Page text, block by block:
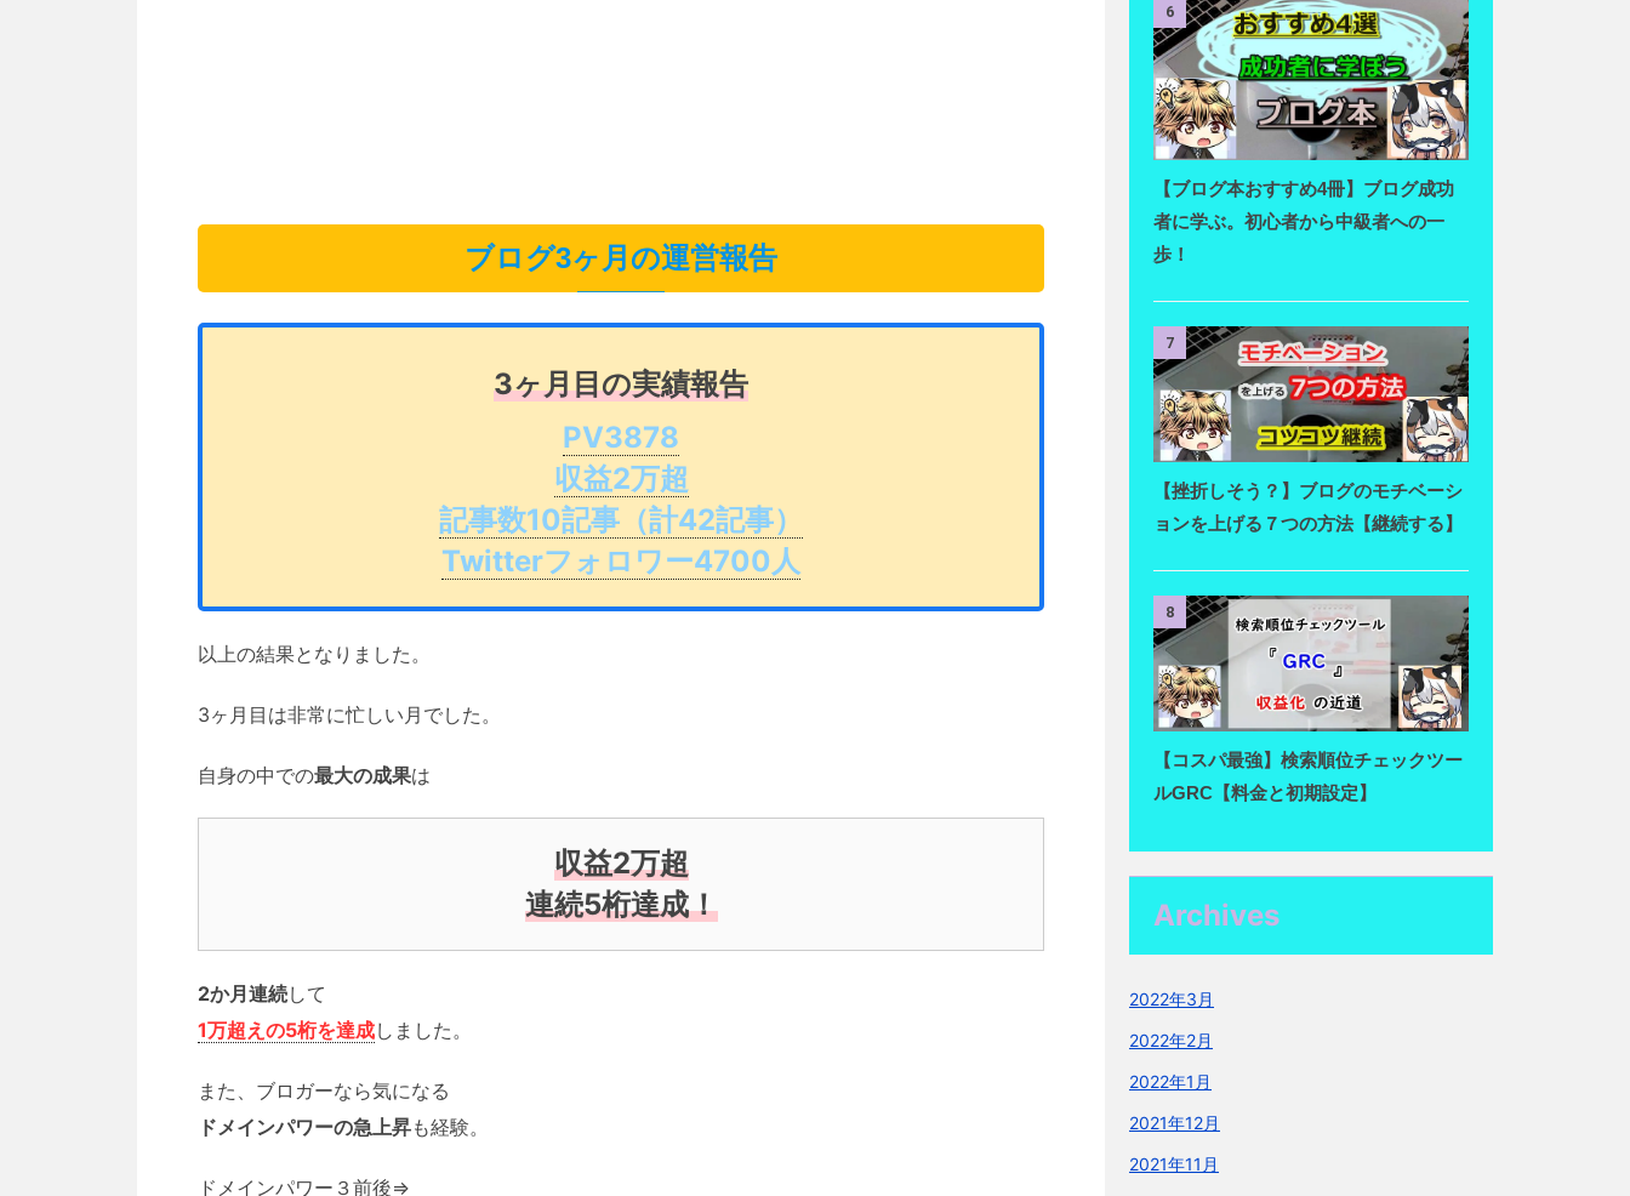
ブログ3ヶ月の運営報告
3ヶ月目の実績報告
PV3878
収益2万超
記事数10記事（計42記事）
Twitterフォロワー4700人
以上の結果となりました。
3ヶ月目は非常に忙しい月でした。
自身の中での最大の成果は
収益2万超
連続5桁達成！
2か月連続して
1万超えの5桁を達成しました。
また、ブロガーなら気になる
ドメインパワーの急上昇も経験。
ドメインパワー３前後⇒
6
【ブログ本おすすめ4冊】ブログ成功
者に学ぶ。初心者から中級者への一
歩！
7
【挫折しそう？】ブログのモチベーシ
ョンを上げる７つの方法【継続する】
8
【コスパ最強】検索順位チェックツー
ルGRC【料金と初期設定】
Archives
2022年3月
2022年2月
2022年1月
2021年12月
2021年11月